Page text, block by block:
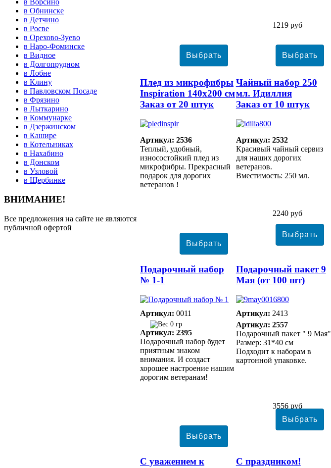
1219 руб
Плед из микрофибры
Inspiration 140х200 см
Заказ от 20 штук
Артикул: 2536
Теплый, удобный,
износостойкий плед из
микрофибры. Прекрасный
подарок для дорогих
ветеранов !
2240 руб
Чайный набор 250
мл. Идиллия
Заказ от 10 штук
Артикул: 2532
Красивый чайный сервиз
для наших дорогих
ветеранов.
Вместимость: 250 мл.
Подарочный набор
№ 1-1
Артикул: 0011
0 гр
Артикул: 2395
Подарочный набор будет
приятным знаком
внимания. И создаст
хорошее настроение нашим
дорогим ветеранам!
3556 руб
Подарочный пакет 9
Мая (от 100 шт)
Артикул: 2413
Артикул: 2557
Подарочный пакет " 9 Мая"
Размер: 31*40 см
Подходит к наборам в
картонной упаковке.
С уважением к
С праздником!
в Ворсино
в Обнинске
в Детчино
в Росве
в Орехово-Зуево
в Наро-Фоминске
в Видное
в Долгопрудном
в Лобне
в Клину
в Павловском Посаде
в Фрязино
в Лыткарино
в Коммунарке
в Дзержинском
в Кашире
в Котельниках
в Нахабино
в Донском
в Узловой
в Щербинке
ВНИМАНИЕ!
Все предложения на сайте не являются
публичной офертой